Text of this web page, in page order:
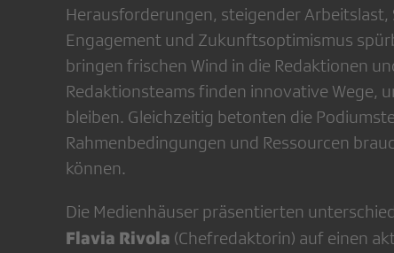
Herausforderungen, steigender
Engagement und Zukunftsoptimismus
bringen frischen Wind in die Redaktionen
Redaktionsteams finden innovative Wege,
bleiben. Gleichzeitig betonten die
Rahmenbedingungen und Ressourcen
können.
Die Medienhäuser präsentierten
Flavia Rivola (Chefredaktorin) auf einen